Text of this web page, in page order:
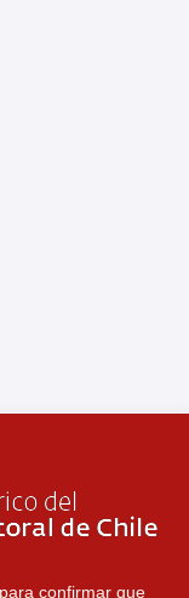
confirmar que